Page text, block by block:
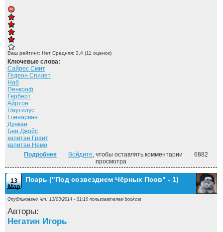
Ваш рейтинг: Нет Средняя: 3.4 (11 оценок)
Ключевые слова:
Сайрес Смит
Гедеон Спилет
Наб
Пенкроф
Герберт
Айртон
Наутилус
Гленарван
Дункан
Бен Джойс
капитан Грант
капитан Немо
Подробнее о Таинственный остров
Войдите, чтобы оставлять комментарии
6882
просмотра
13
Мар
Псарь ("Под созвездием Чёрных Псов" - 1)
Опубликовано Чт, 13/03/2014 - 01:10 пользователем bookcat
Авторы:
Негатин Игорь